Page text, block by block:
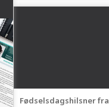
Fødselsdagshilsner fra